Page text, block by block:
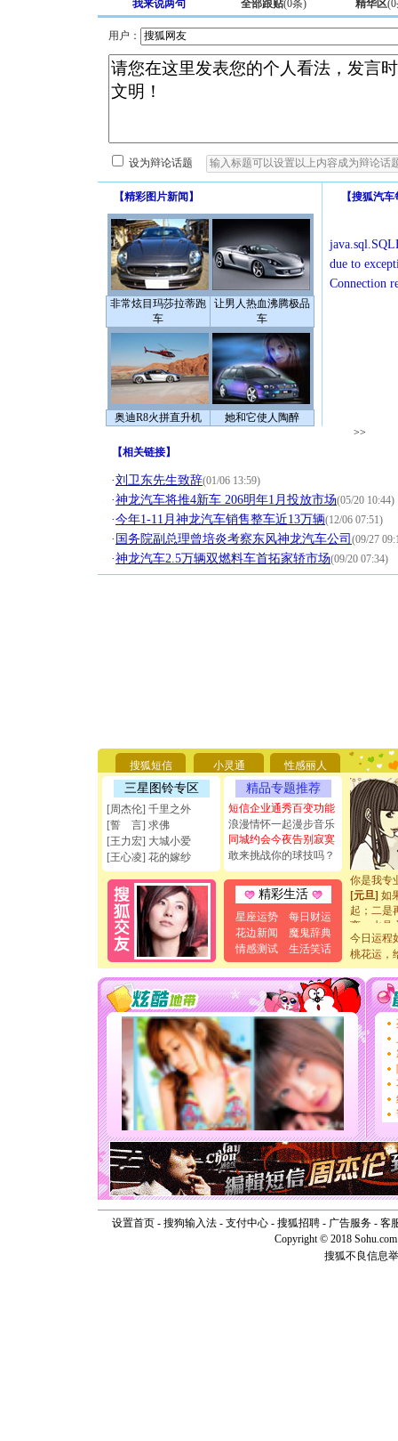
我来说两句 全部跟贴(0条) 精华区(0
用户：
设为辩论话题
【精彩图片新闻 】
非常炫目玛莎拉蒂跑
车
让男人热血沸腾极品
车
奥迪R8火拼直升机 她和它使人陶醉
【搜狐汽车
due to
Connection
>>
【相关链接】
·刘卫东先生致辞(01/06 13:59)
·神龙汽车将推4新车 206明年1月投放市场(05/20 10:44)
·今年1-11月神龙汽车销售整车近13万辆(12/06 07:51)
· 国务院副总理曾培炎考察东风神龙汽车公司 (09/27
·神龙汽车2.5万辆双燃料车首拓家轿市场(09/20 07:34)
搜狐短信 小灵通 性感丽人
三星图铃专区
[周杰伦] 千里之外
[誓 言] 求佛
[王力宏] 大城小爱
[王心凌] 花的嫁纱
精品专题推荐
短信企业通秀百变功能
浪漫情怀一起漫步音乐
同城约会今夜告别寂寞
敢来挑战你的球技吗？
精彩生活
星座运势
每日财运
花边新闻
魔鬼辞典
情感测试
生活笑话
要平安！
[圣诞节]
能正大光
天都要快
[圣诞节]
如意,快
[元旦]看
断电。爱
你是我专
[元旦] 如
起；二是
离。水晶
[元旦]当
泣，这痛
[春节]风
颜！冬
道一声平
[春节]
传
片叶子
送你一
[圣诞节]
你太多
要平安
[圣诞节]
能正大
天都要快
[圣诞节]
如意,快
[元旦]看
断电。爱
你是我专
[元旦] 如
起；二是
今日运程
桃花运，
设置首页- 搜狗输入法- 支付中心- 搜狐招聘- 广告服务- 客
Copyright © 2018
搜狐不良信息